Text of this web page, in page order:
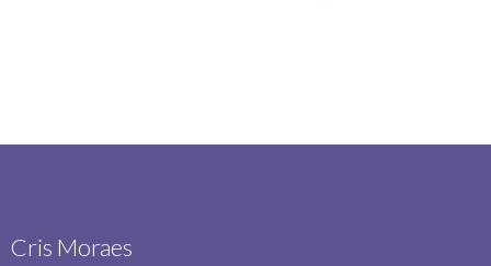
Cris Moraes